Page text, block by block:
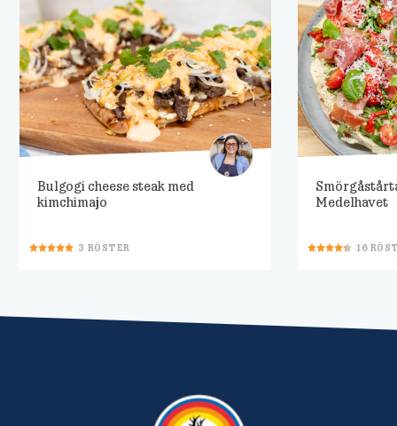
Bulgogi cheese steak med
kimchimajo
3 RÖSTER
Medelhavet
16